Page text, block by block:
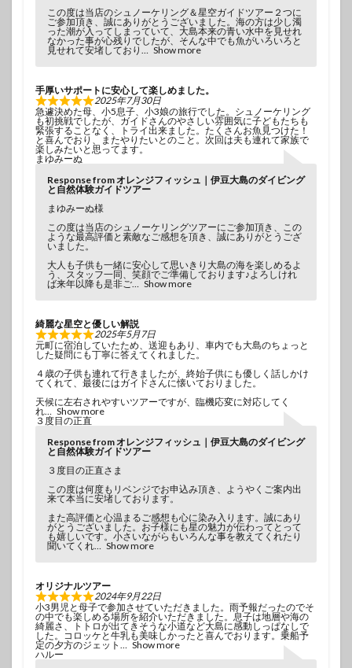
この度は当店のシュノーケリング＆星空ガイドツアー２つに
ご参加頂き、誠にありがとうございました。海の方は少し濁
った潮が入ってしまっていて、大島本来の青い水中を見せれ
なかった事が心残りでしたが、そんな中でも魚がいろいろと
見せれて安堵しており
Show more
手厚いサポートに安心して楽しめました。
2025年7月30日
急遽決めた母、小5息子、小3娘の旅行でした。シュノーケリング
も初挑戦でしたが、ガイドさんのやさしい雰囲気に子どもたちも
緊張することなく、トライ出来ました。たくさんお魚見つけた！
と喜んでおり、またやりたいとのこと。次回は夫も連れて家族で
楽しみたいと思ってます。
まゆみーぬ
Response from オレンジフィッシュ｜伊豆大島のダイビング
と自然体験ガイドツアー
まゆみーぬ様
この度は当店のシュノーケリングツアーにご参加頂き、この
ような最高評価と素敵なご感想を頂き、誠にありがとうござ
いました。
大人も子供も一緒に安心して思いきり大島の海を楽しめるよ
う、スタッフ一同、笑顔でご準備しております♪よろしけれ
ば来年以降も是非ご
Show more
綺麗な星空と優しい解説
2025年5月7日
元町に宿泊していたため、送迎もあり、車内でも大島のちょっと
した疑問にも丁寧に答えてくれました。
４歳の子供も連れて行きましたが、終始子供にも優しく話しかけ
てくれて、最後にはガイドさんに懐いておりました。
天候に左右されやすいツアーですが、臨機応変に対応してく
れ
Show more
３度目の正直
Response from オレンジフィッシュ｜伊豆大島のダイビング
と自然体験ガイドツアー
３度目の正直さま
この度は何度もリベンジでお申込み頂き、ようやくご案内出
来て本当に安堵しております。
また高評価と心温まるご感想も心に染み入ります。誠にあり
がとうございました。お子様にも星の魅力が伝わってとって
も嬉しいです。小さいながらもいろんな事を教えてくれたり
聞いてくれ
Show more
オリジナルツアー
2024年9月22日
小3男児と母子で参加させていただきました。雨予報だったのでそ
の中でも楽しめる場所を紹介いただきました。息子は地層や海の
綺麗さ、トトロが出てきそうな小道など大島に感動しっぱなしで
した。コロッケと牛乳も美味しかったと喜んでおります。乗船予
定の夕方のジェット
Show more
ハルー